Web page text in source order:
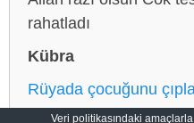
rahatladı
Kübra
Rüyada çocuğunu
Veri politikasındaki